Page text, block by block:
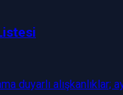
duyarlı